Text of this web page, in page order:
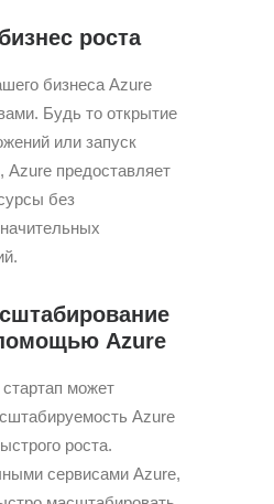
роста
бизнеса Azure
Будь то открытие
или запуск
Azure предоставляет
без
Azure
стартап может
Azure
роста.
сервисами Azure,